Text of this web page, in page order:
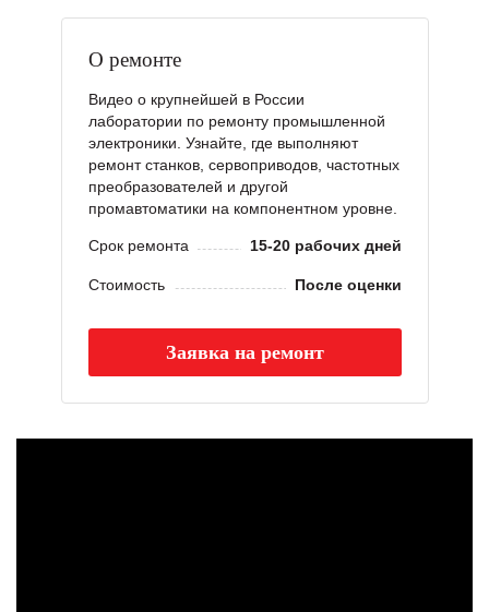
О ремонте
Видео о крупнейшей в России
лаборатории по ремонту промышленной
электроники. Узнайте, где выполняют
ремонт станков, сервоприводов, частотных
преобразователей и другой
промавтоматики на компонентном уровне.
Срок ремонта 15-20 рабочих дней
Стоимость После оценки
Заявка на ремонт